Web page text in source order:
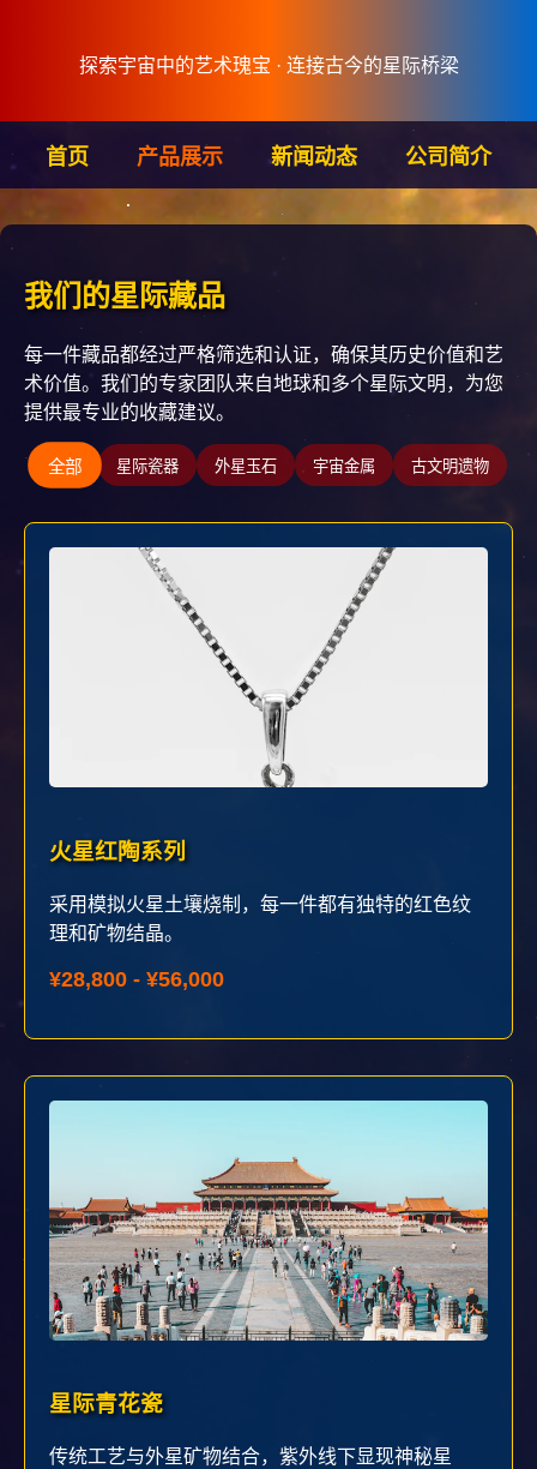
探索宇宙中的艺术瑰宝 · 连接古今的星际桥梁
首页 产品展示 新闻动态 公司简介
我们的星际藏品
每一件藏品都经过严格筛选和认证，确保其历史价值和艺
术价值。我们的专家团队来自地球和多个星际文明，为您
提供最专业的收藏建议。
全部 星际瓷器 外星玉石 宇宙金属 古文明遗物
火星红陶系列
采用模拟火星土壤烧制，每一件都有独特的红色纹
理和矿物结晶。
¥28,800 - ¥56,000
星际青花瓷
传统工艺与外星矿物结合，紫外线下显现神秘星